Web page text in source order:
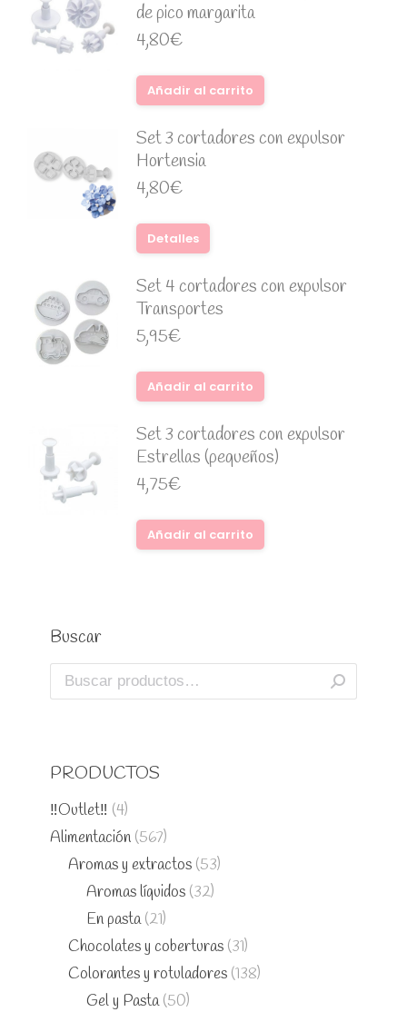
de pico margarita
4,80€
Añadir al carrito
Set 3 cortadores con expulsor
Hortensia
4,80€
Detalles
Set 4 cortadores con expulsor
Transportes
5,95€
Añadir al carrito
Set 3 cortadores con expulsor
Estrellas (pequeños)
4,75€
Añadir al carrito
Buscar
PRODUCTOS
‼️Outlet‼️ (4)
Alimentación (567)
Aromas y extractos (53)
Aromas líquidos (32)
En pasta (21)
Chocolates y coberturas (31)
Colorantes y rotuladores (138)
Gel y Pasta (50)